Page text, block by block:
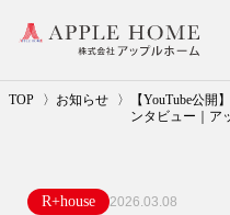
TOP お知らせ
【YouTube公
ンタビュー｜ア
R+house 2026.03.08
事業紹介（注文